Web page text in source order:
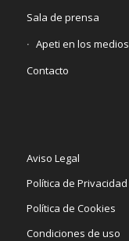
Sala de prensa
Apeti en los medios
Contacto
Aviso Legal
Política de Privacidad
Política de Cookies
Condiciones de uso